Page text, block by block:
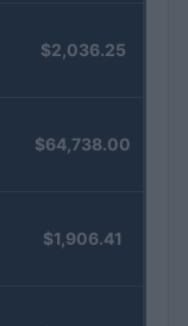
$2,036.25
$64,738.00
$1,906.41